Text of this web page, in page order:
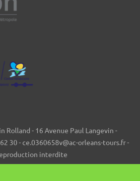
Rolland - 16 Avenue Paul Langevin -
30 - ce.0360658v@ac-orleans-tours.fr -
interdite